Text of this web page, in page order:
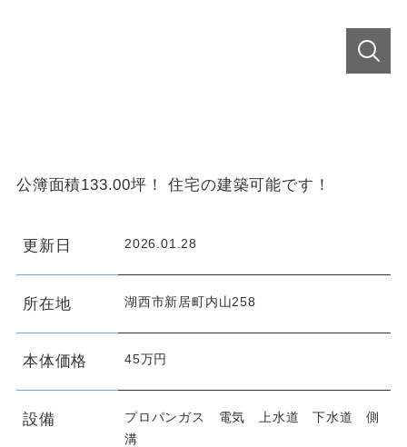
公簿面積133.00坪！ 住宅の建築可能です！
更新日 2026.01.28
所在地 湖西市新居町内山258
本体価格 45万円
設備
プロパンガス 電気 上水道 下水道 側
溝